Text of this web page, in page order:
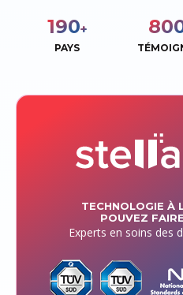
190+
PAYS
TECHNOLOGIE À
POUVEZ
Experts en soins des